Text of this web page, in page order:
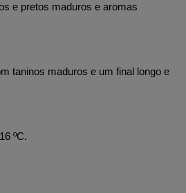
e pretos maduros e aromas
taninos maduros e um final longo e
ºC.